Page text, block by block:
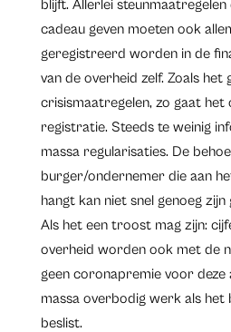
blijft. Allerlei steunmaatregelen
cadeau geven moeten ook
geregistreerd worden in de
van de overheid zelf. Zoals het
crisismaatregelen, zo gaat het
registratie. Steeds te weinig
massa regularisaties. De
burger/ondernemer die aan
hangt kan niet snel genoeg zijn
Als het een troost mag zijn:
overheid worden ook met de
geen coronapremie voor deze
massa overbodig werk als het
beslist.